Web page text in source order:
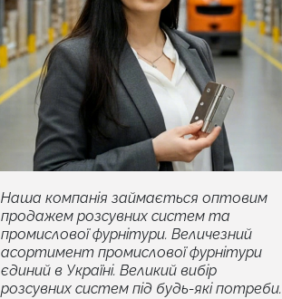
Наша компанія займається оптовим
продажем розсувних систем та
промислової фурнітури. Величезний
асортимент промислової фурнітури
єдиний в Україні. Великий вибір
розсувних систем під будь-які потреби.